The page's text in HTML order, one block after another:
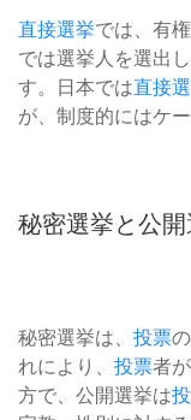
直接選挙では、有
では選挙人を選出
す。日本では直接
が、制度的にはケ
秘密選挙と公
秘密選挙は、 投票
れにより、 投票者
方で、公開選挙は